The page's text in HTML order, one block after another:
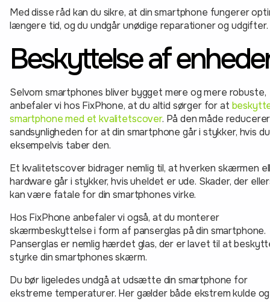
Med disse råd kan du sikre, at din smartphone fungerer
længere tid, og du undgår unødige reparationer og udgifter.
Beskyttelse af
Selvom smartphones bliver bygget mere og mere robuste,
anbefaler vi hos FixPhone, at du altid sørger for at
smartphone med et kvalitetscover. På den måde
sandsynligheden for at din smartphone går i stykker, hvis du
eksempelvis taber den.
Et kvalitetscover bidrager nemlig til, at hverken skærmen
hardware går i stykker, hvis uheldet er ude. Skader, der
kan være fatale for din smartphones virke.
Hos FixPhone anbefaler vi også, at du monterer
skærmbeskyttelse i form af panserglas på din smartphone.
Panserglas er nemlig hærdet glas, der er lavet til at
styrke din smartphones skærm.
Du bør ligeledes undgå at udsætte din smartphone for
ekstreme temperaturer. Her gælder både ekstrem kulde og